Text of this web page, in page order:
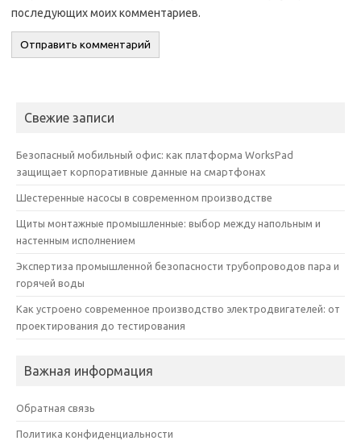
последующих моих комментариев.
Свежие записи
Безопасный мобильный офис: как платформа WorksPad
защищает корпоративные данные на смартфонах
Шестеренные насосы в современном производстве
Щиты монтажные промышленные: выбор между напольным и
настенным исполнением
Экспертиза промышленной безопасности трубопроводов пара и
горячей воды
Как устроено современное производство электродвигателей: от
проектирования до тестирования
Важная информация
Обратная связь
Политика конфиденциальности